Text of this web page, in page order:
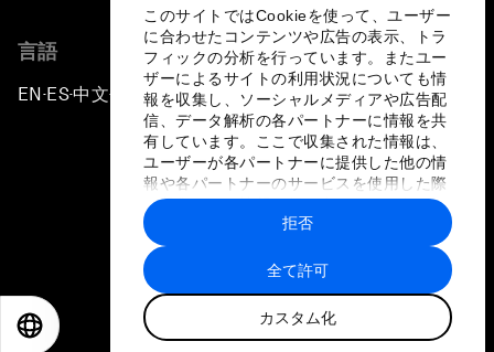
このサイトではCookieを使って、ユーザー
に合わせたコンテンツや広告の表示、トラ
フィックの分析を行っています。またユー
ザーによるサイトの利用状況についても情
報を収集し、ソーシャルメディアや広告配
信、データ解析の各パートナーに情報を共
有しています。ここで収集された情報は、
ユーザーが各パートナーに提供した他の情
報や各パートナーのサービスを使用した際
に収集された情報と組み合わされ、各パー
トナーによって使用されることがありま
す。
全て許可
カスタム化
拒否
言語
EN ▪ES▪中文▪ 日本語
プライバシーポリシーと利用規約
サイトマップ
©
世界経済フォーラム